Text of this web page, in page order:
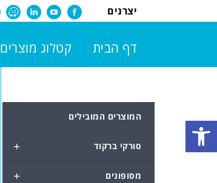
פתח סרגל נגישות
יצרנים
דף הבית קטלוג מוצרים
המוצרים המובילים
+ סורקי ברקוד
+ מסופונים